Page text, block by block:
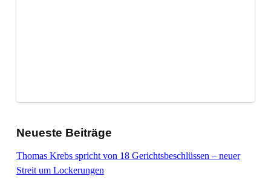
Neueste Beiträge
Thomas Krebs spricht von 18 Gerichtsbeschlüssen – neuer
Streit um Lockerungen